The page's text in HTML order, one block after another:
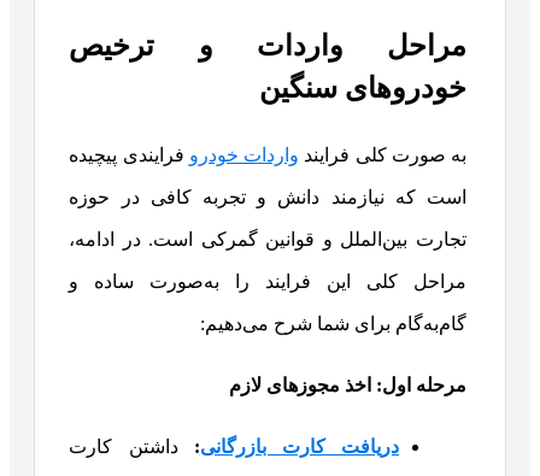
مراحل واردات و ترخیص
خودروهای سنگین
به صورت کلی فرایند واردات خودرو فرایندی پیچیده
است که نیازمند دانش و تجربه کافی در حوزه
تجارت بین‌الملل و قوانین گمرکی است. در ادامه،
مراحل کلی این فرایند را به‌صورت ساده و
گام‌به‌گام برای شما شرح می‌دهیم:
مرحله اول: اخذ مجوزهای لازم
دریافت کارت بازرگانی:داشتن کارت